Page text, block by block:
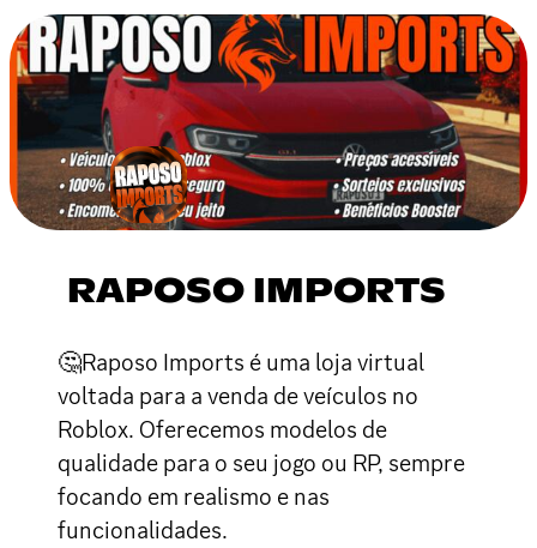
RAPOSO IMPORTS
🤔Raposo Imports é uma loja virtual
voltada para a venda de veículos no
Roblox. Oferecemos modelos de
qualidade para o seu jogo ou RP, sempre
focando em realismo e nas
funcionalidades.